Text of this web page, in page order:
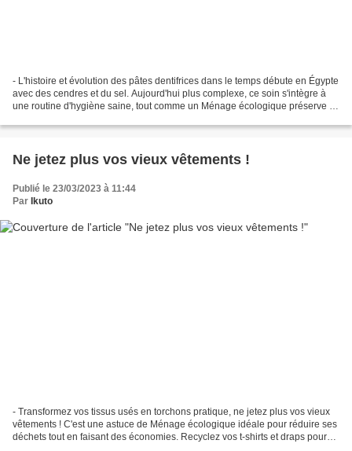
- L'histoire et évolution des pâtes dentifrices dans le temps débute en Égypte
avec des cendres et du sel. Aujourd'hui plus complexe, ce soin s'intègre à
une routine d'hygiène saine, tout comme un Ménage écologique préserve la
Ne jetez plus vos vieux vêtements !
Publié le 23/03/2023 à 11:44
Par Ikuto
- Transformez vos tissus usés en torchons pratique, ne jetez plus vos vieux
vêtements ! C'est une astuce de Ménage écologique idéale pour réduire ses
déchets tout en faisant des économies. Recyclez vos t-shirts et draps pour